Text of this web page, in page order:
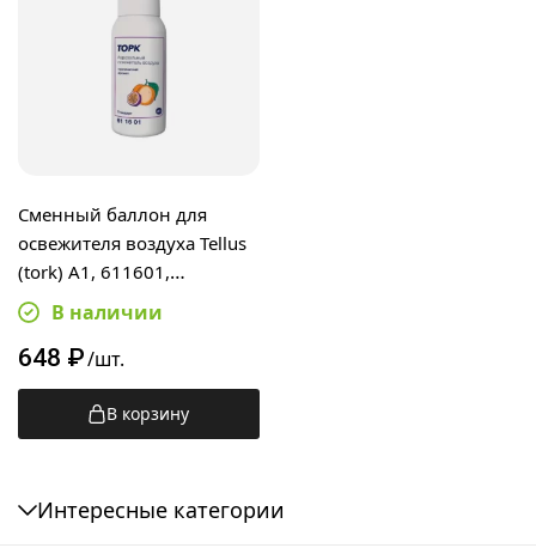
Сменный баллон для
освежителя воздуха Tellus
(tork) A1, 611601,
тропический, 100мл
В наличии
648 ₽/шт.
В корзину
Интересные категории